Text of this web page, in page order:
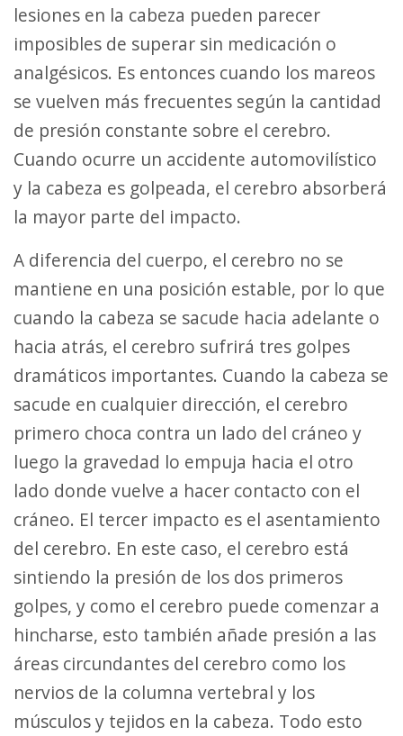
lesiones en la cabeza pueden parecer
imposibles de superar sin medicación o
analgésicos. Es entonces cuando los mareos
se vuelven más frecuentes según la cantidad
de presión constante sobre el cerebro.
Cuando ocurre un accidente automovilístico
y la cabeza es golpeada, el cerebro absorberá
la mayor parte del impacto.
A diferencia del cuerpo, el cerebro no se
mantiene en una posición estable, por lo que
cuando la cabeza se sacude hacia adelante o
hacia atrás, el cerebro sufrirá tres golpes
dramáticos importantes. Cuando la cabeza se
sacude en cualquier dirección, el cerebro
primero choca contra un lado del cráneo y
luego la gravedad lo empuja hacia el otro
lado donde vuelve a hacer contacto con el
cráneo. El tercer impacto es el asentamiento
del cerebro. En este caso, el cerebro está
sintiendo la presión de los dos primeros
golpes, y como el cerebro puede comenzar a
hincharse, esto también añade presión a las
áreas circundantes del cerebro como los
nervios de la columna vertebral y los
músculos y tejidos en la cabeza. Todo esto